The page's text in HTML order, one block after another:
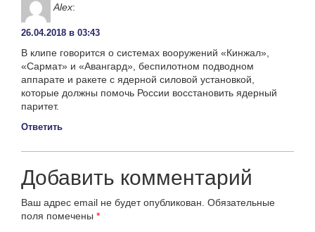
Alex:
26.04.2018 в 03:43
В клипе говорится о системах вооружений «Кинжал»,
«Сармат» и «Авангард», беспилотном подводном
аппарате и ракете с ядерной силовой установкой,
которые должны помочь России восстановить ядерный
паритет.
Ответить
Добавить комментарий
Ваш адрес email не будет опубликован. Обязательные
поля помечены *